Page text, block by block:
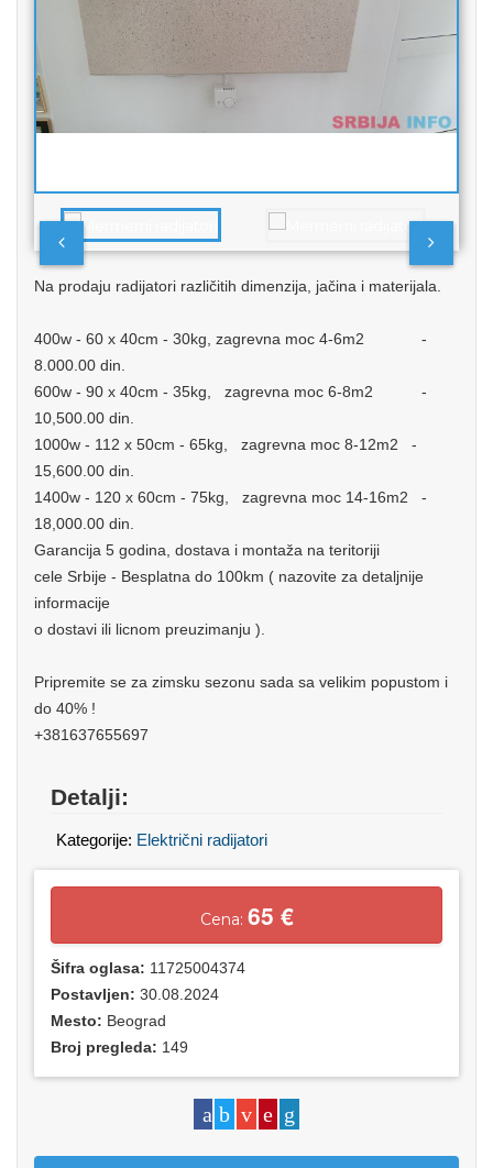
Na prodaju radijatori različitih dimenzija, jačina i materijala.
400w - 60 x 40cm - 30kg, zagrevna moc 4-6m2 -
8.000.00 din.
600w - 90 x 40cm - 35kg, zagrevna moc 6-8m2 -
10,500.00 din.
1000w - 112 x 50cm - 65kg, zagrevna moc 8-12m2 -
15,600.00 din.
1400w - 120 x 60cm - 75kg, zagrevna moc 14-16m2 -
18,000.00 din.
Garancija 5 godina, dostava i montaža na teritoriji
cele Srbije - Besplatna do 100km ( nazovite za detaljnije
informacije
o dostavi ili licnom preuzimanju ).
Pripremite se za zimsku sezonu sada sa velikim popustom i
do 40% !
+381637655697
Detalji:
Kategorije: Električni radijatori
Cena: 65 €
Šifra oglasa: 11725004374
Postavljen: 30.08.2024
Mesto: Beograd
Broj pregleda: 149